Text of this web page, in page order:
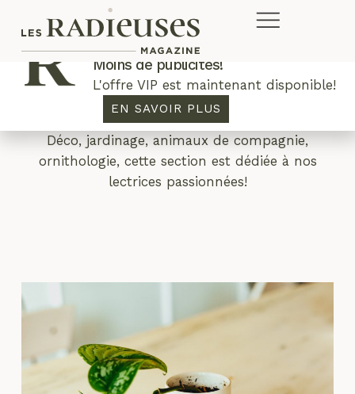
Maison
Déco, jardinage, animaux de compagnie,
ornithologie, cette section est dédiée à nos
lectrices passionnées!
Plus de concours. Plus de rabais.
Moins de publicités!
L'offre VIP est maintenant disponible!
EN SAVOIR PLUS